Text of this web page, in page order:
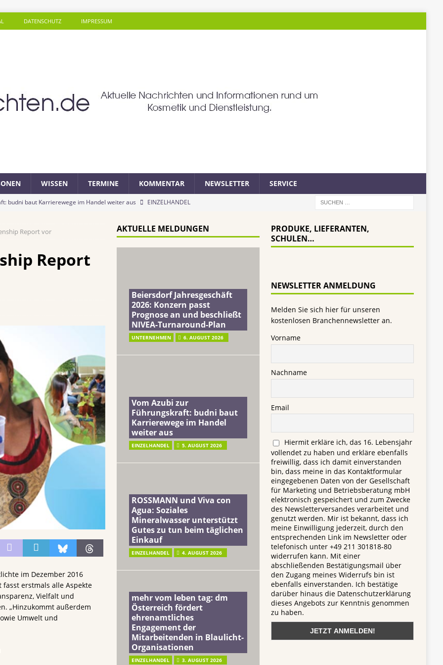
DATENSCHUTZ IMPRESSUM
WISSEN TERMINE KOMMENTAR NEWSLETTER SERVICE
budni baut Karrierewege im Handel weiter aus
EINZELHANDEL
fördert ehrenamtliches Engagement der Mitarbeitenden in
Konzern passt Prognose an und beschließt NIVEA-Turnaround-Plan
Report vor
Report
im Dezember 2016
fasst erstmals alle Aspekte
Vielfalt und
„Hinzukommt außerdem
Umwelt und
AKTUELLE MELDUNGEN
Beiersdorf Jahresgeschäft
2026: Konzern passt
Prognose an und beschließt
NIVEA-Turnaround-Plan
UNTERNEHMEN 6. AUGUST 2026
Vom Azubi zur
Führungskraft: budni baut
Karrierewege im Handel
weiter aus
EINZELHANDEL 5. AUGUST 2026
ROSSMANN und Viva con
Agua: Soziales
Mineralwasser unterstützt
Gutes zu tun beim täglichen
Einkauf
EINZELHANDEL 4. AUGUST 2026
mehr vom leben tag: dm
Österreich fördert
ehrenamtliches
Engagement der
Mitarbeitenden in Blaulicht-
Organisationen
EINZELHANDEL 3. AUGUST 2026
PRODUKE, LIEFERANTEN,
SCHULEN…
NEWSLETTER ANMELDUNG
Melden Sie sich hier für unseren
kostenlosen Branchennewsletter an.
Vorname
Nachname
Email
Hiermit erkläre ich, das 16. Lebensjahr
vollendet zu haben und erkläre ebenfalls
freiwillig, dass ich damit einverstanden
bin, dass meine in das Kontaktformular
eingegebenen Daten von der Gesellschaft
für Marketing und Betriebsberatung mbH
elektronisch gespeichert und zum Zwecke
des Newsletterversandes verarbeitet und
genutzt werden. Mir ist bekannt, dass ich
meine Einwilligung jederzeit, durch den
entsprechenden Link im Newsletter oder
telefonisch unter +49 211 301818-80
widerrufen kann. Mit einer
abschließenden Bestätigungsmail über
den Zugang meines Widerrufs bin ist
ebenfalls einverstanden. Ich bestätige
darüber hinaus die Datenschutzerklärung
dieses Angebots zur Kenntnis genommen
zu haben.